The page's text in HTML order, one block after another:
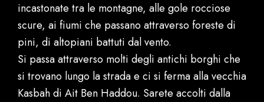
incastonate tra le montagne, alle gole rocciose
scure, ai fiumi che passano attraverso foreste di
pini, di altopiani battuti dal vento.
Si passa attraverso molti degli antichi borghi che
si trovano lungo la strada e ci si ferma alla vecchia
Kasbah di Ait Ben Haddou. Sarete accolti dalla